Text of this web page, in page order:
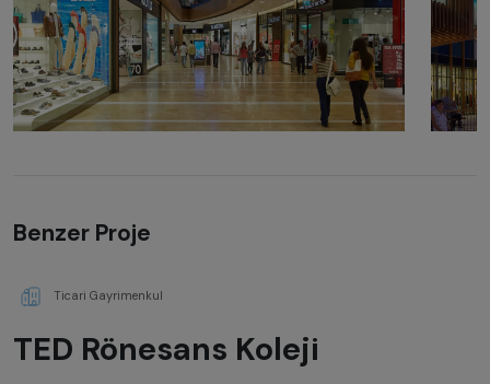
Benzer Proje
Ticari Gayrimenkul
TED Rönesans Koleji